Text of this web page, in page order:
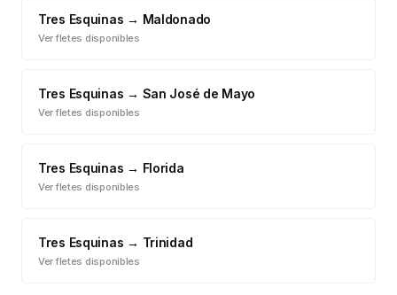
Tres Esquinas → Maldonado
Ver fletes disponibles
Tres Esquinas → San José de Mayo
Ver fletes disponibles
Tres Esquinas → Florida
Ver fletes disponibles
Tres Esquinas → Trinidad
Ver fletes disponibles